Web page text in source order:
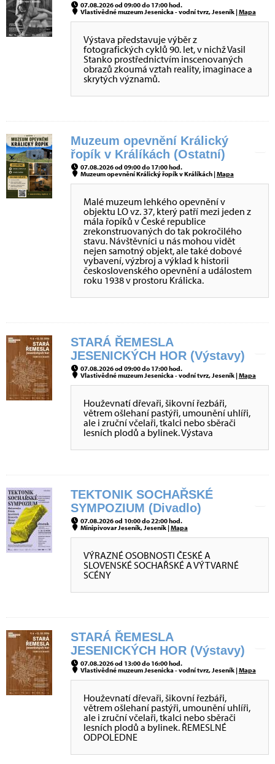
07.08.2026 od 09:00 do 17:00 hod.
Vlastivědné muzeum Jesenicka - vodní tvrz, Jeseník |Mapa
Výstava představuje výběr z
fotografických cyklů 90. let, v nichž Vasil
Stanko prostřednictvím inscenovaných
obrazů zkoumá vztah reality, imaginace a
skrytých významů.
Muzeum opevnění Králický
řopík v Králíkách (Ostatní)
07.08.2026 od 09:00 do 17:00 hod.
Muzeum opevnění Králický řopík v Králíkách |Mapa
Malé muzeum lehkého opevnění v
objektu LO vz. 37, který patří mezi jeden z
mála řopíků v České republice
zrekonstruovaných do tak pokročilého
stavu. Návštěvníci u nás mohou vidět
nejen samotný objekt, ale také dobové
vybavení, výzbroj a výklad k historii
československého opevnění a událostem
roku 1938 v prostoru Králicka.
STARÁ ŘEMESLA
JESENICKÝCH HOR (Výstavy)
07.08.2026 od 09:00 do 17:00 hod.
Vlastivědné muzeum Jesenicka - vodní tvrz, Jeseník |Mapa
Houževnatí dřevaři, šikovní řezbáři,
větrem ošlehaní pastýři, umounění uhlíři,
ale i zruční včelaři, tkalci nebo sběrači
lesních plodů a bylinek. Výstava
TEKTONIK SOCHAŘSKÉ
SYMPOZIUM (Divadlo)
07.08.2026 od 10:00 do 22:00 hod.
Minipivovar Jeseník, Jeseník |Mapa
VÝRAZNÉ OSOBNOSTI ČESKÉ A
SLOVENSKÉ SOCHAŘSKÉ A VÝTVARNÉ
SCÉNY
STARÁ ŘEMESLA
JESENICKÝCH HOR (Výstavy)
07.08.2026 od 13:00 do 16:00 hod.
Vlastivědné muzeum Jesenicka - vodní tvrz, Jeseník |Mapa
Houževnatí dřevaři, šikovní řezbáři,
větrem ošlehaní pastýři, umounění uhlíři,
ale i zruční včelaři, tkalci nebo sběrači
lesních plodů a bylinek. ŘEMESLNÉ
ODPOLEDNE